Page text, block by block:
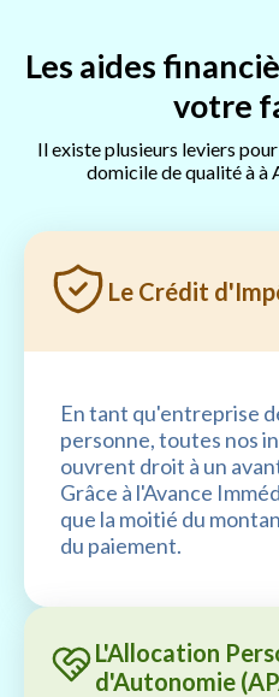
Les aides
votre
Il existe plusieurs leviers
domicile de qualité à à
Le Crédit
En tant qu'entreprise
personne, toutes nos
ouvrent droit à un
Grâce à l'Avance
que la moitié du
du paiement.
L'Allocation
d'Autonomie